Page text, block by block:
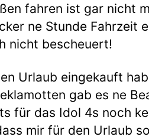
fahren ist gar nicht
ne Stunde Fahrzeit
nicht bescheuert!
Urlaub eingekauft
gab es ne
für das Idol 4s noch
mir für den Urlaub